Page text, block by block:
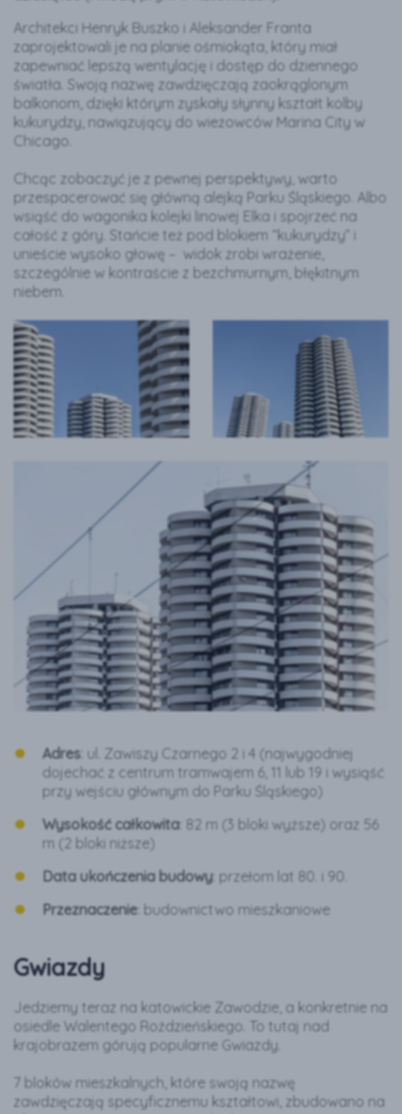
Architekci Henryk Buszko i Aleksander Franta
zaprojektowali je na planie ośmiokąta, który miał
zapewniać lepszą wentylację i dostęp do dziennego
światła. Swoją nazwę zawdzięczają zaokrąglonym
balkonom, dzięki którym zyskały słynny kształt kolby
kukurydzy, nawiązujący do wieżowców Marina City w
Chicago.
Chcąc zobaczyć je z pewnej perspektywy, warto
przespacerować się główną alejką Parku Śląskiego. Albo
wsiąść do wagonika kolejki linowej Elka i spojrzeć na
całość z góry. Stańcie też pod blokiem “kukurydzy” i
unieście wysoko głowę – widok zrobi wrażenie,
szczególnie w kontraście z bezchmurnym, błękitnym
niebem.
Adres : ul. Zawiszy Czarnego 2 i 4 (najwygodniej
dojechać z centrum tramwajem 6, 11 lub 19 i wysiąść
przy wejściu głównym do Parku Śląskiego)
Wysokość całkowita: 82 m (3 bloki wyższe) oraz 56
m (2 bloki niższe)
Data ukończenia budowy: przełom lat 80. i 90.
Przeznaczenie: budownictwo mieszkaniowe
Gwiazdy
Jedziemy teraz na katowickie Zawodzie, a konkretnie na
osiedle Walentego Roździeńskiego. To tutaj nad
krajobrazem górują popularne Gwiazdy.
7 bloków mieszkalnych, które swoją nazwę
zawdzięczają specyficznemu kształtowi, zbudowano na